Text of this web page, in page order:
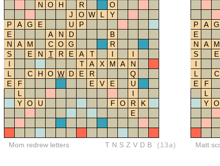
N O H R
O
J
O W L
Y
P
A G E U
P
E
A N D
B
N
A M C O G
R
S
E N T R E A T I
I
I
T A X M A
N
L
C H O W D E R
Q
E
F E V E
U
L
I
Y O U F O R
K
E
Mom redrew letters TNSZVDB (13a)
P A G
E
N
A
M
S
E
I
L
C
E
F
L
Y O
Matt